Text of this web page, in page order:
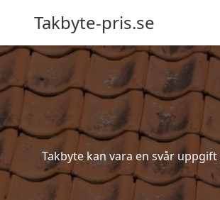
Takbyte-pris.se
Takbyte kan vara en svår